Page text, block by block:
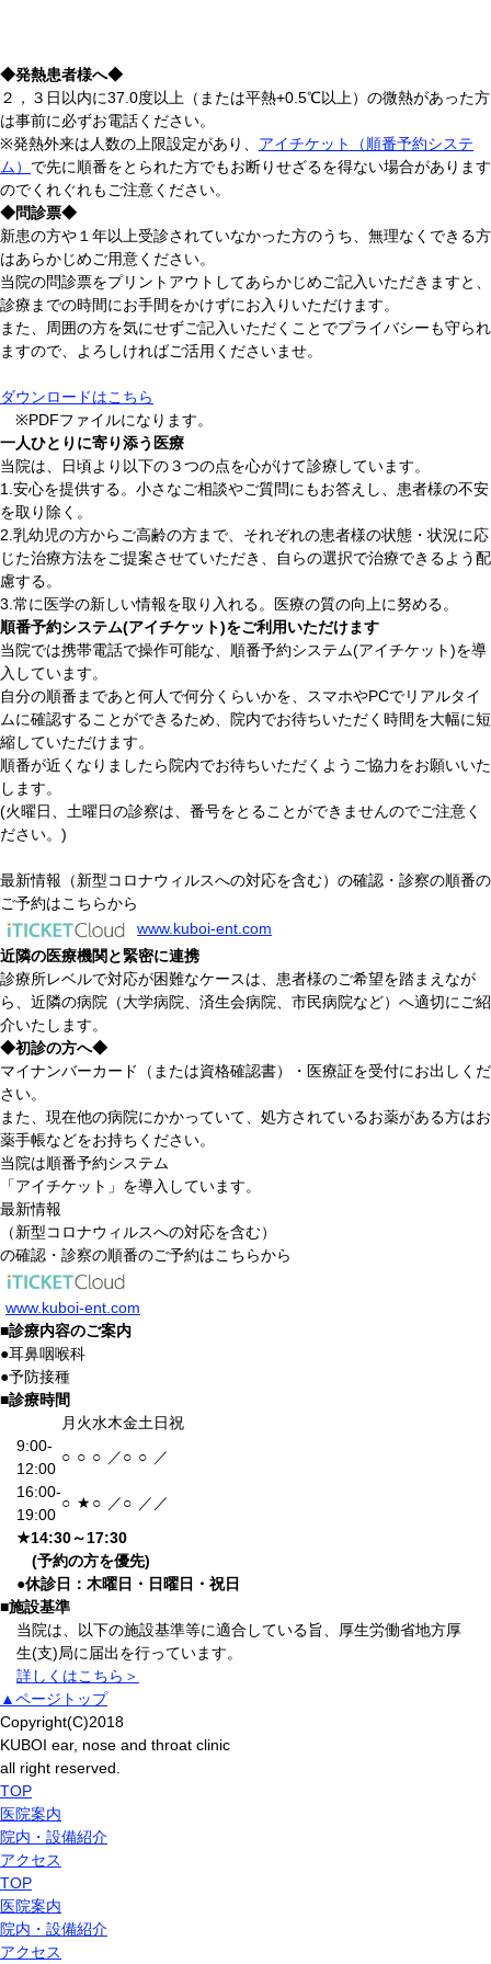
◆発熱患者様へ◆
２，３日以内に37.0度以上（または平熱+0.5℃以上）の微熱があった方
は事前に必ずお電話ください。
※発熱外来は人数の上限設定があり、 アイチケット（順番予約システ
ム） で先に順番をとられた方でもお断りせざるを得ない場合があります
のでくれぐれもご注意ください。
◆問診票◆
新患の方や１年以上受診されていなかった方のうち、無理なくできる方
はあらかじめご用意ください。
当院の問診票をプリントアウトしてあらかじめご記入いただきますと、
診療までの時間にお手間をかけずにお入りいただけます。
また、周囲の方を気にせずご記入いただくことでプライバシーも守られ
ますので、よろしければご活用くださいませ。
ダウンロードはこちら
※PDFファイルになります。
一人ひとりに寄り添う医療
当院は、日頃より以下の３つの点を心がけて診療しています。
1.安心を提供する。小さなご相談やご質問にもお答えし、患者様の不安
を取り除く。
2.乳幼児の方からご高齢の方まで、それぞれの患者様の状態・状況に応
じた治療方法をご提案させていただき、自らの選択で治療できるよう配
慮する。
3.常に医学の新しい情報を取り入れる。医療の質の向上に努める。
順番予約システム(アイチケット)をご利用いただけます
当院では携帯電話で操作可能な、順番予約システム(アイチケット)を導
入しています。
自分の順番まであと何人で何分くらいかを、スマホやPCでリアルタイ
ムに確認することができるため、院内でお待ちいただく時間を大幅に短
縮していただけます。
順番が近くなりましたら院内でお待ちいただくようご協力をお願いいた
します。
(火曜日、土曜日の診察は、番号をとることができませんのでご注意く
ださい。)
最新情報（新型コロナウィルスへの対応を含む）の確認・診察の順番の
ご予約はこちらから
www.kuboi-ent.com
近隣の医療機関と緊密に連携
診療所レベルで対応が困難なケースは、患者様のご希望を踏まえなが
ら、近隣の病院（大学病院、済生会病院、市民病院など）へ適切にご紹
介いたします。
◆初診の方へ◆
マイナンバーカード（または資格確認書）・医療証を受付にお出しくだ
さい。
また、現在他の病院にかかっていて、処方されているお薬がある方はお
薬手帳などをお持ちください。
当院は順番予約システム
「アイチケット」を導入しています。
最新情報
（新型コロナウィルスへの対応を含む）
の確認・診察の順番のご予約はこちらから
www.kuboi-ent.com
■診療内容のご案内
●耳鼻咽喉科
●予防接種
■診療時間
月 火水木金土日祝
9:00-
12:00
○ ○ ○ ／○ ○ ／
16:00-
19:00
○ ★○ ／○ ／ ／
★14:30～17:30
(予約の方を優先)
●休診日：木曜日・日曜日・祝日
■施設基準
当院は、以下の施設基準等に適合している旨、厚生労働省地方厚
生(支)局に届出を行っています。
詳しくはこちら＞
▲ページトップ
Copyright(C)2018
KUBOI ear, nose and throat clinic
all right reserved.
TOP
医院案内
院内・設備紹介
アクセス
TOP
医院案内
院内・設備紹介
アクセス